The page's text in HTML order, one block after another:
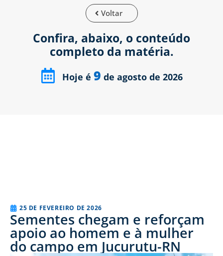
Voltar
Confira, abaixo, o conteúdo
completo da matéria.
Hoje é 9 de agosto de 2026
25 DE FEVEREIRO DE 2026
Sementes chegam e reforçam
apoio ao homem e à mulher
do campo em Jucurutu-RN